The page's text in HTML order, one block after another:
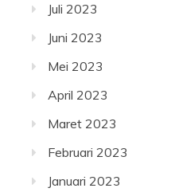
Juli 2023
Juni 2023
Mei 2023
April 2023
Maret 2023
Februari 2023
Januari 2023